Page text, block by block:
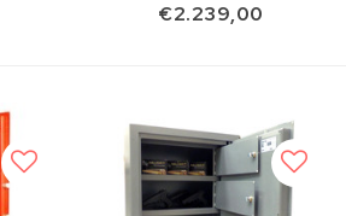
€2.239,00